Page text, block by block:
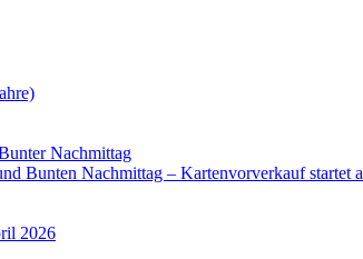
Nachmittag
Bunten Nachmittag – Kartenvorverkauf startet
2026